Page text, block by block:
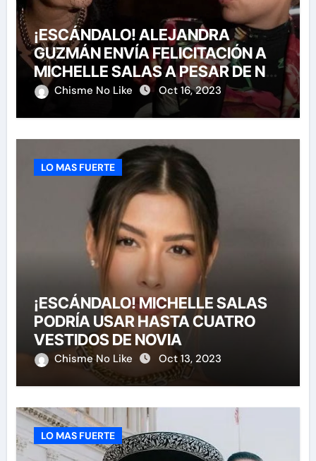
¡ESCÁNDALO! ALEJANDRA
GUZMÁN ENVÍA FELICITACIÓN A
MICHELLE SALAS A PESAR DE NO
HABERLA INVITADO A SU BODA
Chisme No Like Oct 16, 2023
LO MAS FUERTE
¡ESCÁNDALO! MICHELLE SALAS
PODRÍA USAR HASTA CUATRO
VESTIDOS DE NOVIA
Chisme No Like Oct 13, 2023
LO MAS FUERTE